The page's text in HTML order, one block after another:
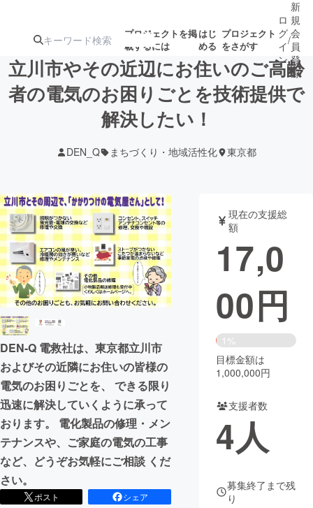
プロジェクトを掲
載するには
はじ
める
プロジェクト
をさがす
注目の新着プロ募集終了が近いプ
テクノロジー・ガジェット
映像・映画 書籍・雑誌
ビジネス・起業 チャレンジ
まちづくり・地域活性化
CAMPFIRE for Social Good
CAMPFIRE Creation
CAMPFIREふるさと納税machi-ya コミュニティ
ロ
グ
イ
ン
/
新
規
会
員
登
録
立川市やその近辺にお住いのご高齢
者の電気のお困りごとを技術提供で
解決したい！
DEN_Q まちづくり・地域活性化 東京都
DEN-Q 電救社は、東京都立川市
およびその近隣にお住いの皆様の
電気のお困りごとを、 できる限り
迅速に解決していくように承って
おります。 電化製品の修理・メン
テナンスや、ご家庭の電気の工事
など、どうぞお気軽にご相談 くだ
さい。
ポスト
シェア
現在の支援総
額
17,0
00円
1%
目標金額は
1,000,000円
支援者数
4人
募集終了まで残
り